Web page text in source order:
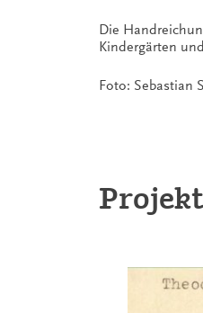
Die
Kindergärten
Foto: Sebastian